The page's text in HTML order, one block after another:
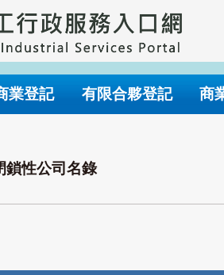
業登記 有限合夥登記 商
鎖性公司名錄